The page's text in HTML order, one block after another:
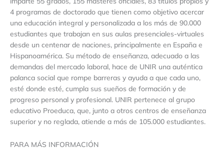
4 programas de doctorado que tienen como objetivo acercar
una educación integral y personalizada a los más de 90.000
estudiantes que trabajan en sus aulas presenciales-virtuales
desde un centenar de naciones, principalmente en España e
Hispanoamérica. Su método de enseñanza, adecuado a las
demandas del mercado laboral, hace de UNIR una auténtica
palanca social que rompe barreras y ayuda a que cada uno,
esté donde esté, cumpla sus sueños de formación y de
progreso personal y profesional. UNIR pertenece al grupo
educativo Proeduca, que, junto a otros centros de enseñanza
superior y no reglada, atiende a más de 105.000 estudiantes.
PARA MÁS INFORMACIÓN